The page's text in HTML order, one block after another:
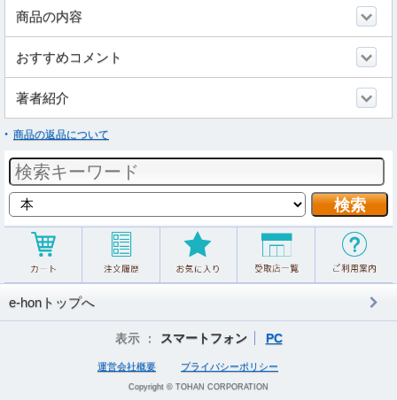
商品の内容
おすすめコメント
著者紹介
商品の返品について
e-honトップへ
表示 ： スマートフォン PC
運営会社概要 プライバシーポリシー
Copyright © TOHAN CORPORATION